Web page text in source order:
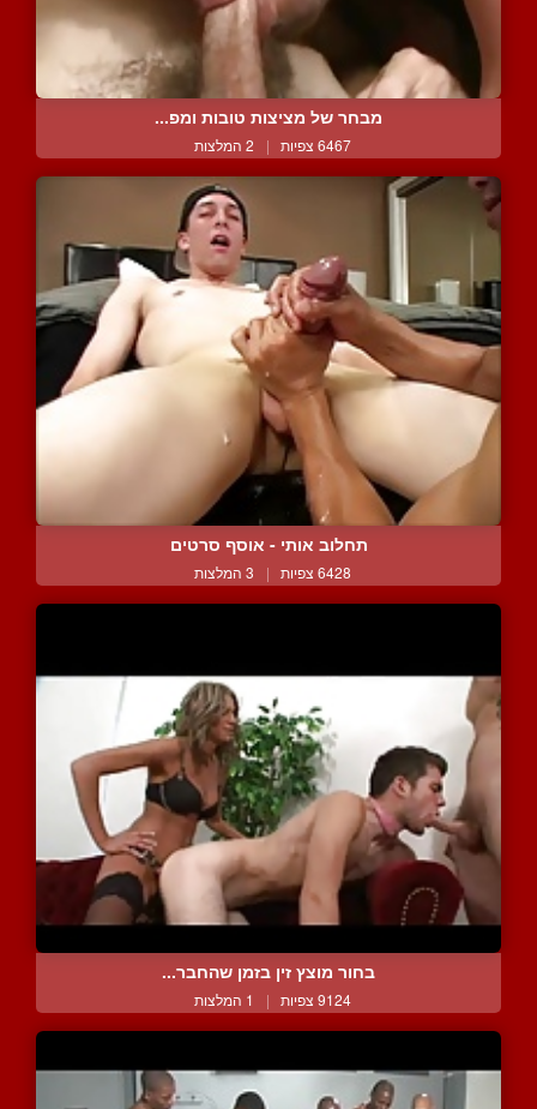
מבחר של מציצות טובות ומפ...
6467 צפיות | 2 המלצות
תחלוב אותי - אוסף סרטים
6428 צפיות | 3 המלצות
בחור מוצץ זין בזמן שהחבר...
9124 צפיות | 1 המלצות